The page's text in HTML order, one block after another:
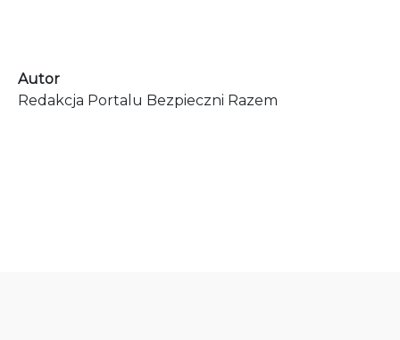
Autor
Redakcja Portalu Bezpieczni Razem